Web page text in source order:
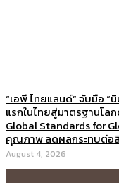
“เอพี ไทยแลนด์” จับมือ
แรกในไทยสู่มาตรฐานโ
Global Standards for
คุณภาพ ลดผลกระทบต่อ
August 4, 2026